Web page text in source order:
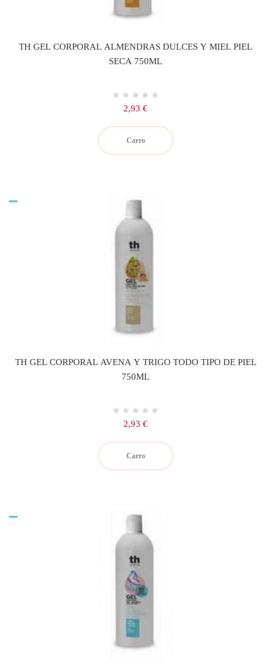
TH GEL CORPORAL ALMENDRAS DULCES Y MIEL PIEL
SECA 750ML
Precio
2,93 €
Carro
TH GEL CORPORAL AVENA Y TRIGO TODO TIPO DE PIEL
750ML
Precio
2,93 €
Carro